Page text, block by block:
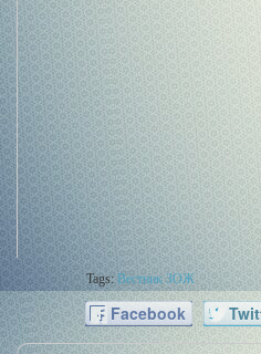
Tags:Вестник ЗОЖ
Facebook